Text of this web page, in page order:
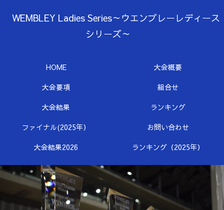
WEMBLEY Ladies Series～ウエンブレーレディース
シリーズ～
HOME
大会概要
大会要項
組合せ
大会結果
ランキング
ファイナル(2025年）
お問い合わせ
大会結果2026
ランキング（2025年）